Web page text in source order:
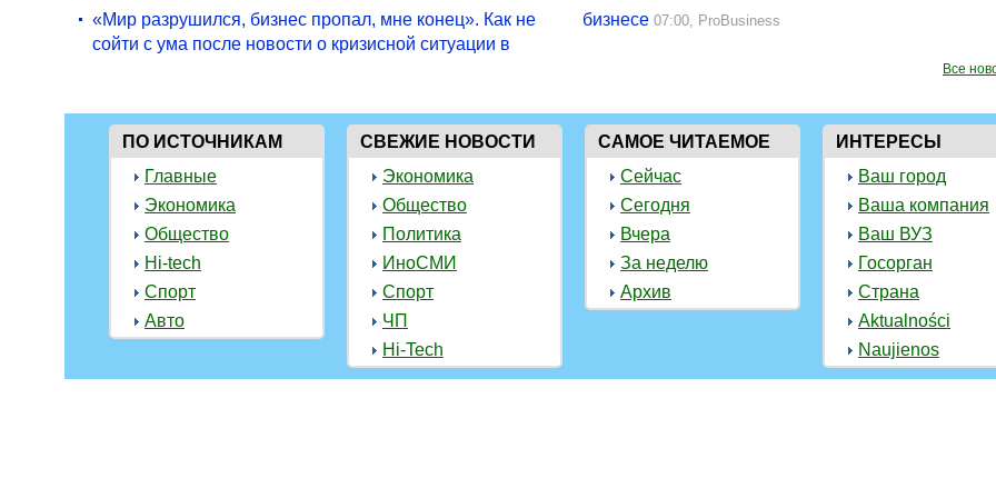
«Мир разрушился, бизнес пропал, мне конец». Как не
сойти с ума после новости о кризисной ситуации в
бизнесе 07:00, ProBusiness
Все
ПО ИСТОЧНИКАМ
Главные
Экономика
Общество
Hi-tech
Спорт
Авто
СВЕЖИЕ НОВОСТИ
Экономика
Общество
Политика
ИноСМИ
Спорт
ЧП
Hi-Tech
САМОЕ ЧИТАЕМОЕ
Сейчас
Сегодня
Вчера
За неделю
Архив
ИНТЕРЕСЫ
Ваш город
Ваша компания
Ваш ВУЗ
Госорган
Страна
Aktualności
Naujienos